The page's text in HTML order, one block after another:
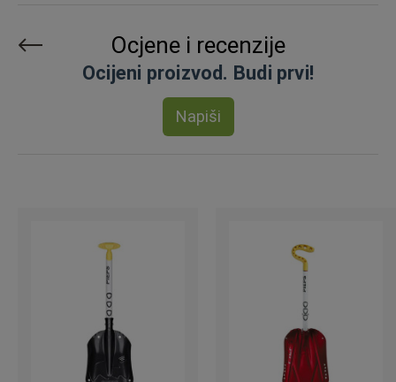
Ocjene i recenzije
Ocijeni proizvod. Budi prvi!
Napiši